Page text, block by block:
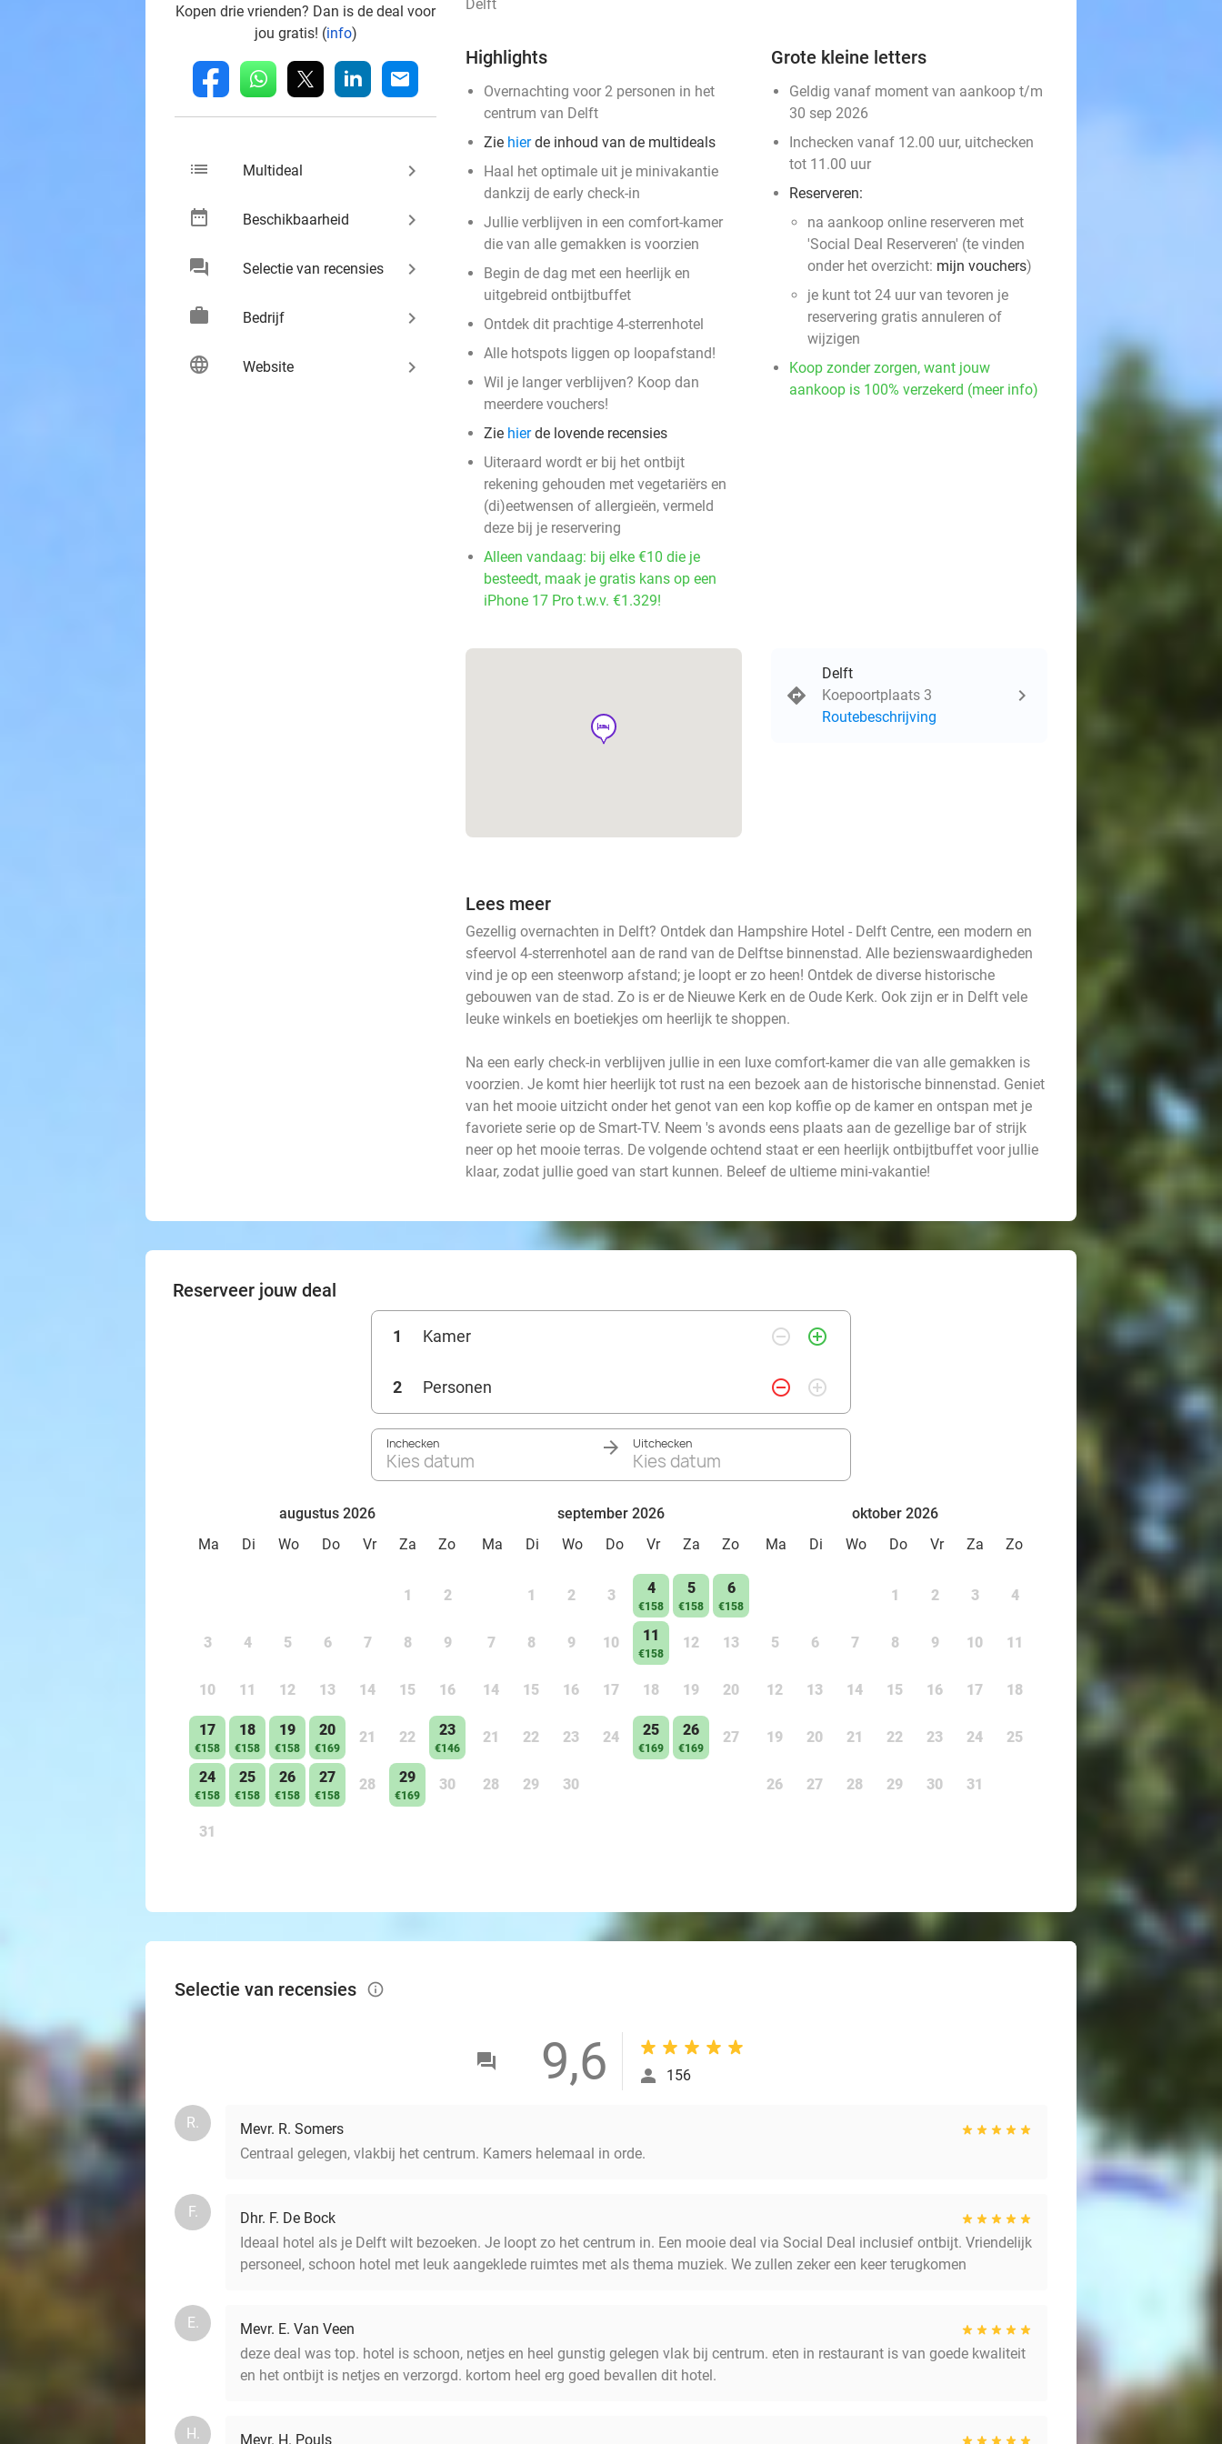
Kopen drie vrienden? Dan is de deal voor
jou gratis! (info)
fb whatsapp linkedin mail
list Multideal keyboard_arrow_right
date_range Beschikbaarheid keyboard_arrow_right
chat Selectie van recensies keyboard_arrow_right
work Bedrijf keyboard_arrow_right
language Website keyboard_arrow_right
Delft
Highlights
Overnachting voor 2 personen in het
centrum van Delft
Zie hierde inhoud van de multideals
Haal het optimale uit je minivakantie
dankzij de early check-in
Jullie verblijven in een comfort-kamer
die van alle gemakken is voorzien
Begin de dag met een heerlijk en
uitgebreid ontbijtbuffet
Ontdek dit prachtige 4-sterrenhotel
Alle hotspots liggen op loopafstand!
Wil je langer verblijven? Koop dan
meerdere vouchers!
Zie hierde lovende recensies
Uiteraard wordt er bij het ontbijt
rekening gehouden met vegetariërs en
(di)eetwensen of allergieën, vermeld
deze bij je reservering
Alleen vandaag: bij elke €10 die je
besteedt, maak je gratis kans op een
iPhone 17 Pro t.w.v. €1.329!
Grote kleine letters
Geldig vanaf moment van aankoop t/m
30 sep 2026
Inchecken vanaf 12.00 uur, uitchecken
tot 11.00 uur
Reserveren:
na aankoop online reserveren met
'Social Deal Reserveren' (te vinden
onder het overzicht: mijn vouchers)
je kunt tot 24 uur van tevoren je
reservering gratis annuleren of
wijzigen
Koop zonder zorgen, want jouw
aankoop is 100% verzekerd (meer info)
hotel
Delft
Koepoortplaats 3
Routebeschrijving
Lees meer
Gezellig overnachten in Delft? Ontdek dan Hampshire Hotel - Delft Centre, een modern en
sfeervol 4-sterrenhotel aan de rand van de Delftse binnenstad. Alle bezienswaardigheden
vind je op een steenworp afstand; je loopt er zo heen! Ontdek de diverse historische
gebouwen van de stad. Zo is er de Nieuwe Kerk en de Oude Kerk. Ook zijn er in Delft vele
leuke winkels en boetiekjes om heerlijk te shoppen.
Na een early check-in verblijven jullie in een luxe comfort-kamer die van alle gemakken is
voorzien. Je komt hier heerlijk tot rust na een bezoek aan de historische binnenstad. Geniet
van het mooie uitzicht onder het genot van een kop koffie op de kamer en ontspan met je
favoriete serie op de Smart-TV. Neem 's avonds eens plaats aan de gezellige bar of strijk
neer op het mooie terras. De volgende ochtend staat er een heerlijk ontbijtbuffet voor jullie
klaar, zodat jullie goed van start kunnen. Beleef de ultieme mini-vakantie!
Reserveer jouw deal
1 Kamer remove_circle_outline add_circle_outline
2 Personen remove_circle_outline add_circle_outline
Inchecken
Kies datum
Uitchecken
Kies datum
augustus 2026
Ma
Di Wo Do Vr Za Zo
1 2
3 4 5 6 7 8 9
10 11 12 13 14 15 16
17
€158
18
€158
19
€158
20
€169
21 22 23
€146
24
€158
25
€158
26
€158
27
€158
28 29
€169
30
31
september 2026
Ma
Di Wo Do Vr Za Zo
1 2 3 4
€158
5
€158
6
€158
7 8 9 10 11
€158
12 13
14 15 16 17 18 19 20
21 22 23 24 25
€169
26
€169
27
28 29 30
oktober 2026
Ma
Di Wo Do Vr Za Zo
1 2 3 4
5 6 7 8 9 10 11
12 13 14 15 16 17 18
19 20 21 22 23 24 25
26 27 28 29 30 31
Selectie van recensies info_outlined
9,6 156
R.
Mevr. R. Somers
Centraal gelegen, vlakbij het centrum. Kamers helemaal in orde.
F.
Dhr. F. De Bock
Ideaal hotel als je Delft wilt bezoeken. Je loopt zo het centrum in. Een mooie deal via Social Deal inclusief ontbijt. Vriendelijk
personeel, schoon hotel met leuk aangeklede ruimtes met als thema muziek. We zullen zeker een keer terugkomen
E.
Mevr. E. Van Veen
deze deal was top. hotel is schoon, netjes en heel gunstig gelegen vlak bij centrum. eten in restaurant is van goede kwaliteit
en het ontbijt is netjes en verzorgd. kortom heel erg goed bevallen dit hotel.
H. Mevr. H. Pouls